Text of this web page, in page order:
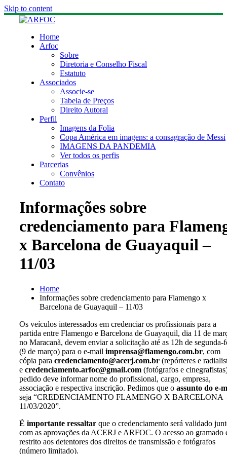
Skip to content
Home
Arfoc
Sobre
Diretoria e Conselho Fiscal
Estatuto
Associados
Associe-se
Tabela de Preços
Direito Autoral
Perfil
Imagens da Folia
Copa América em imagens: a consagração de Messi
IMAGENS DA PANDEMIA
Ver todos os perfis
Parcerias
Convênios
Contato
Informações sobre
credenciamento para
x Barcelona de Guayaquil –
11/03
Home
Informações sobre credenciamento para Flamengo x
Barcelona de Guayaquil – 11/03
Os veículos interessados em credenciar os profissionais para a
partida entre Flamengo e Barcelona de Guayaquil, dia 11 de
no Maracanã, devem enviar a solicitação até as 12h de segunda-
(9 de março) para o e-mail imprensa@flamengo.com.br, com
cópia para credenciamento@acerj.com.br (repórteres e
e credenciamento.arfoc@gmail.com (fotógrafos e
pedido deve informar nome do profissional, cargo, empresa,
associação e respectiva inscrição. Pedimos que o assunto do e-
seja “CREDENCIAMENTO FLAMENGO X BARCELONA
11/03/2020”.
É importante ressaltar que o credenciamento será validado
com as aprovações da ACERJ e ARFOC. O acesso ao gramado
restrito aos detentores dos direitos de transmissão e fotógrafos
(número limitado).